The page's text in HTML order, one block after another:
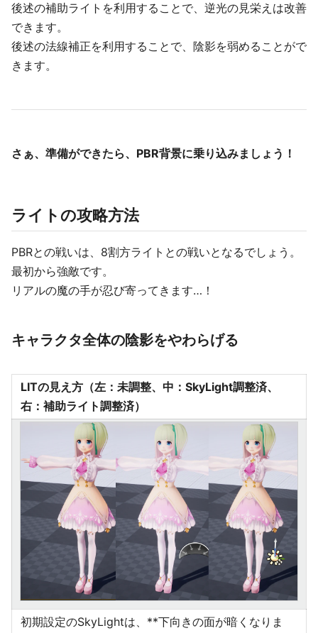
後述の補助ライトを利用することで、逆光の見栄えは改善
できます。
後述の法線補正を利用することで、陰影を弱めることがで
きます。
さぁ、準備ができたら、PBR背景に乗り込みましょう！
ライトの攻略方法
PBRとの戦いは、8割方ライトとの戦いとなるでしょう。
最初から強敵です。
リアルの魔の手が忍び寄ってきます…！
キャラクタ全体の陰影をやわらげる
LITの見え方（左：未調整、中：SkyLight調整済、
右：補助ライト調整済）
初期設定のSkyLightは、**下向きの面が暗くなりま